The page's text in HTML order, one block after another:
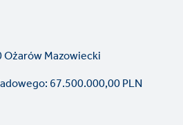
Mazowiecki
67.500.000,00 PLN